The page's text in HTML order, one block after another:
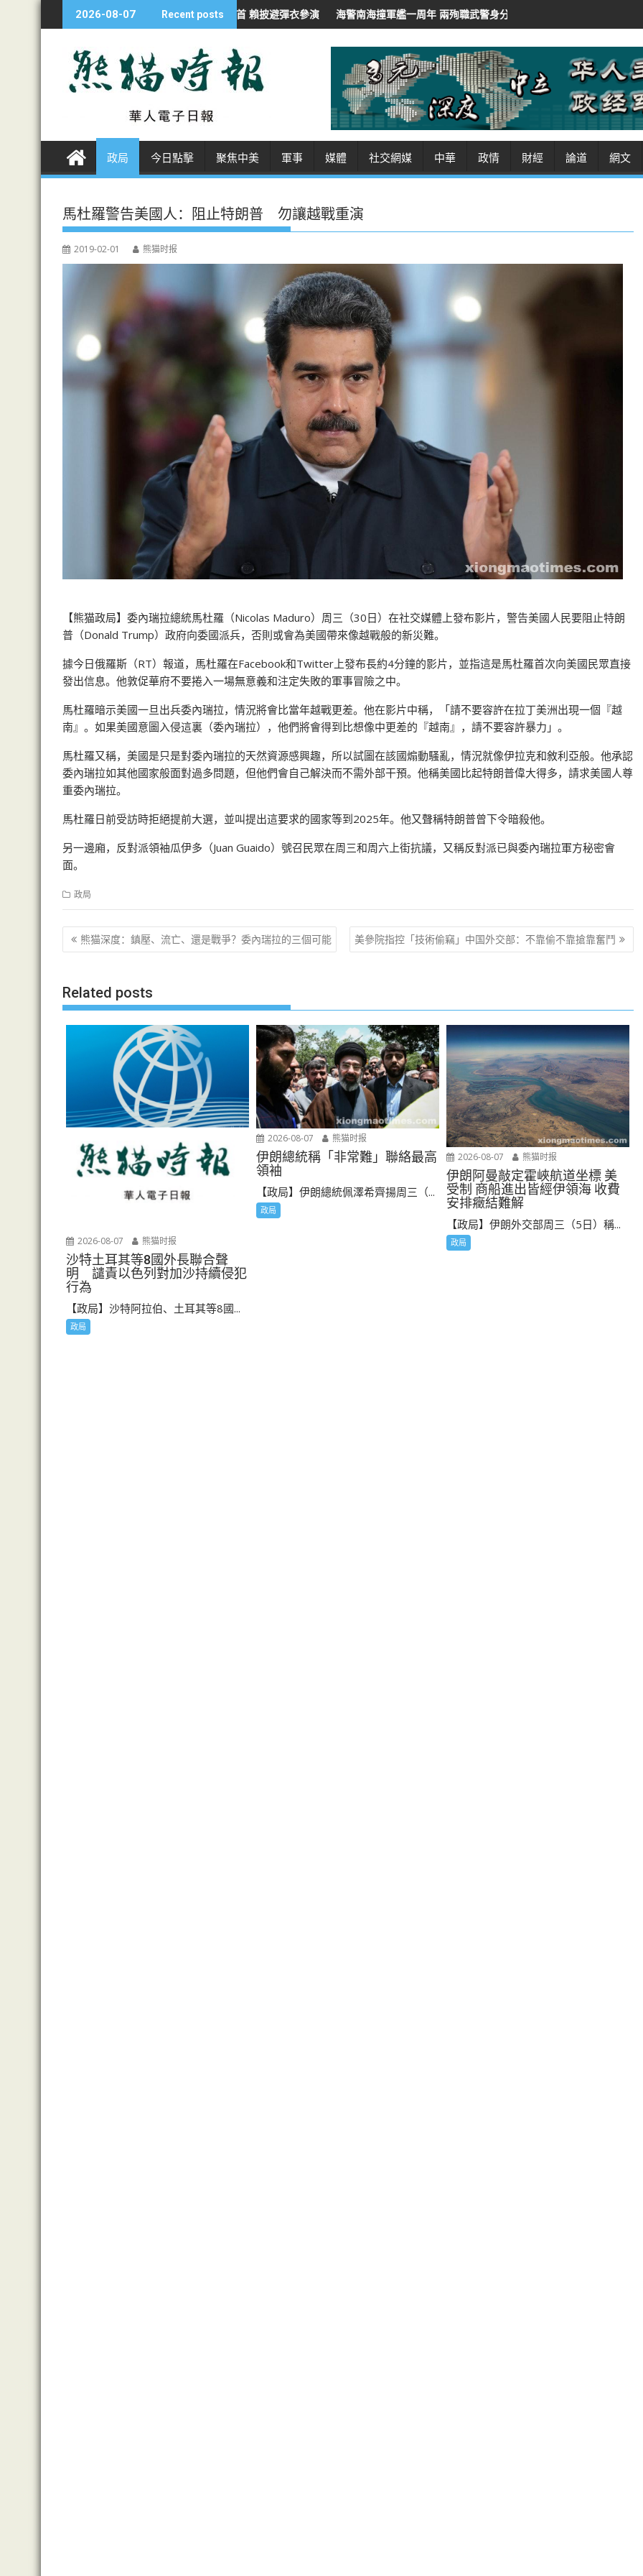
k
e
2026-08-07 Recent posts
漢光夜練防斬首 賴披避彈衣參演 海警南海撞軍艦一周年 兩殉職武警身分曝光 伊朗總統稱「非常難」聯絡最高領袖
政局 今日點擊 聚焦中美 軍事 媒體 社交網媒 中華 政情 財經 論道 網文
馬杜羅警告美國人：阻止特朗普 勿讓越戰重演
2019-02-01 熊猫时报
【熊猫政局】委內瑞拉總統馬杜羅（Nicolas Maduro）周三（30日）在社交媒體上發布影片，警告美國人民要阻止特朗
普（Donald Trump）政府向委國派兵，否則或會為美國帶來像越戰般的新災難。
據今日俄羅斯（RT）報道，馬杜羅在Facebook和Twitter上發布長約4分鐘的影片，並指這是馬杜羅首次向美國民眾直接
發出信息。他敦促華府不要捲入一場無意義和注定失敗的軍事冒險之中。
馬杜羅暗示美國一旦出兵委內瑞拉，情況將會比當年越戰更差。他在影片中稱，「請不要容許在拉丁美洲出現一個『越
南』。如果美國意圖入侵這裏（委內瑞拉），他們將會得到比想像中更差的『越南』，請不要容許暴力」。
馬杜羅又稱，美國是只是對委內瑞拉的天然資源感興趣，所以試圖在該國煽動騷亂，情況就像伊拉克和敘利亞般。他承認
委內瑞拉如其他國家般面對過多問題，但他們會自己解決而不需外部干預。他稱美國比起特朗普偉大得多，請求美國人尊
重委內瑞拉。
馬杜羅日前受訪時拒絕提前大選，並叫提出這要求的國家等到2025年。他又聲稱特朗普曾下令暗殺他。
另一邊廂，反對派領袖瓜伊多（Juan Guaido）號召民眾在周三和周六上街抗議，又稱反對派已與委內瑞拉軍方秘密會
面。
政局
文
章
航
熊猫深度：鎮壓、流亡、還是戰爭？委內瑞拉的三個可能 美參院指控「技術偷竊」中国外交部：不靠偷不靠搶靠奮鬥
Related posts
2026-08-07 熊猫时报
沙特土耳其等8國外長聯合聲
明 譴責以色列對加沙持續侵犯
行為
【政局】沙特阿拉伯、土耳其等8國...
政局
2026-08-07 熊猫时报
伊朗總統稱「非常難」聯絡最高
領袖
【政局】伊朗總統佩澤希齊揚周三（...
政局
2026-08-07 熊猫时报
伊朗阿曼敲定霍峽航道坐標 美
受制 商船進出皆經伊領海 收費
安排癥結難解
【政局】伊朗外交部周三（5日）稱...
政局